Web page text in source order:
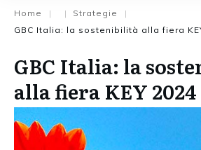
Home | | Strategie
|
GBC Italia: la
alla fiera KEY 2024